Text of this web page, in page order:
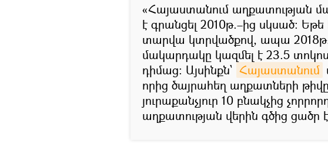
«Հայաստանում աղքատության
է գրանցել 2010թ.–ից սկսած:
տարվա կտրվածքով, ապա
մակարդակը կազմել է 23.5
դիմաց։ Այսինքն` Հայաստանում
որից ծայրահեղ աղքատների
յուրաքանչյուր 10 բնակչից
աղքատության վերին գծից ցածր